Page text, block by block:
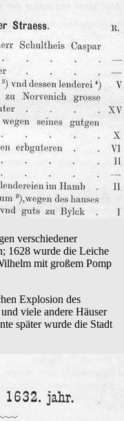
verschiedener
1628 wurde die Leiche
mit großem Pomp
Explosion des
viele andere Häuser
später wurde die Stadt